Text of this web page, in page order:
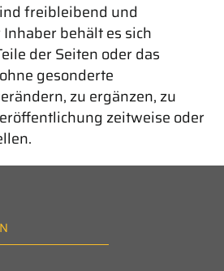
freibleibend und
behält es sich
der Seiten oder das
gesonderte
zu ergänzen, zu
zeitweise oder